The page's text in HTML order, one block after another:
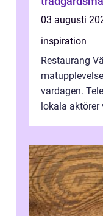
03 augusti
inspiration
Restaurang
vardagen.
lokala aktörer